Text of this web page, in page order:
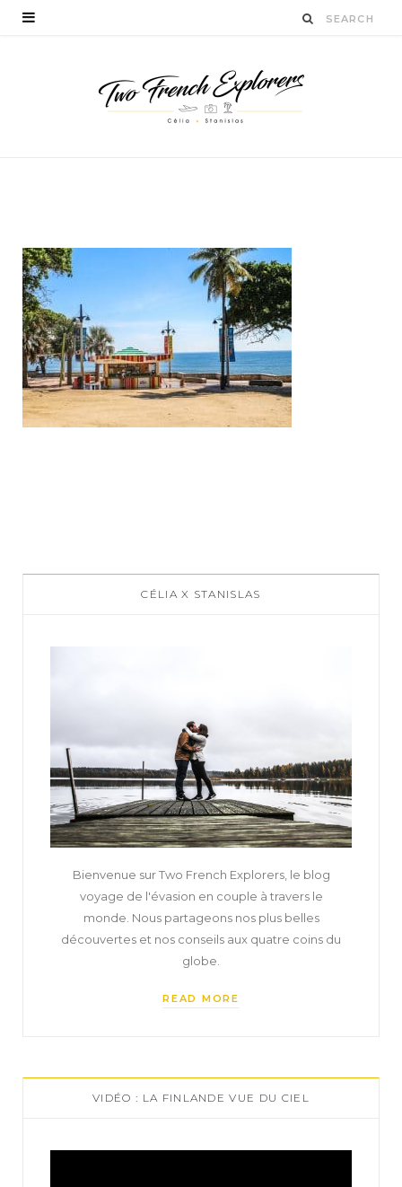
visitersaintdomingue
CÉLIA X STANISLAS
Bienvenue sur Two French Explorers, le blog
voyage de l'évasion en couple à travers le
monde. Nous partageons nos plus belles
découvertes et nos conseils aux quatre coins du
globe.
READ MORE
VIDÉO : LA FINLANDE VUE DU CIEL